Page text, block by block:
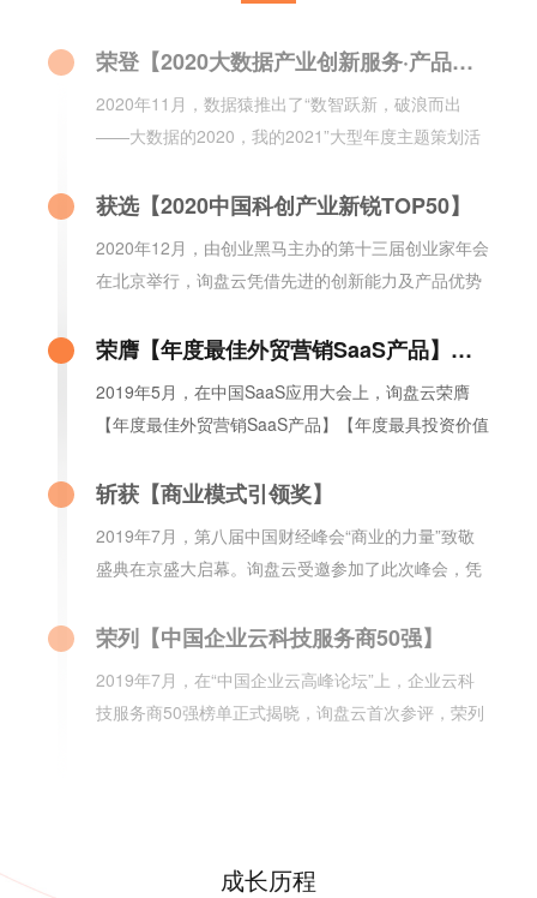
Research权威发布。
荣登【2020大数据产业创新服务·产品榜】
2020年11月，数据猿推出了“数智跃新，破浪而出
——大数据的2020，我的2021”大型年度主题策划活
数据产业创新服务·产品榜】。
获选【2020中国科创产业新锐TOP50】
2020年12月，由创业黑马主办的第十三届创业家年会
在北京举行，询盘云凭借先进的创新能力及产品优势
业新锐TOP50】榜单。
荣膺【年度最佳外贸营销SaaS产品】【年度最具投资价值SaaS提供商】
2019年5月，在中国SaaS应用大会上，询盘云荣膺
【年度最佳外贸营销SaaS产品】【年度最具投资价值
斩获【商业模式引领奖】
2019年7月，第八届中国财经峰会“商业的力量”致敬
盛典在京盛大启幕。询盘云受邀参加了此次峰会，凭
模式引领奖】。
荣列【中国企业云科技服务商50强】
2019年7月，在“中国企业云高峰论坛”上，企业云科
技服务商50强榜单正式揭晓，询盘云首次参评，荣列
成长历程